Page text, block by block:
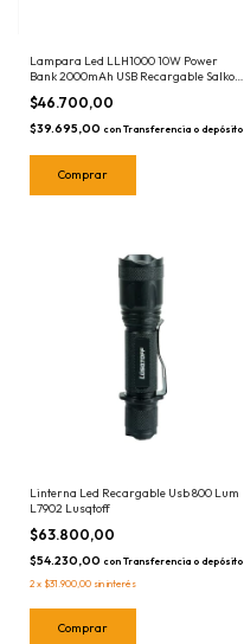
Lampara Led LLH1000 10W Power
Bank 2000mAh USB Recargable Salkor
Linterna Reflector Portatil
$46.700,00
$39.695,00 con Transferencia o depósito
Linterna Led Recargable Usb 800 Lum
L7902 Lusqtoff
$63.800,00
$54.230,00 con Transferencia o depósito
2 x $31.900,00 sin interés